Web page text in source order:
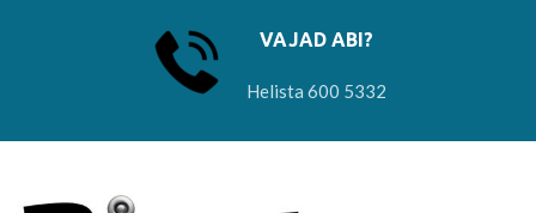
VAJAD ABI?
Helista 600 5332